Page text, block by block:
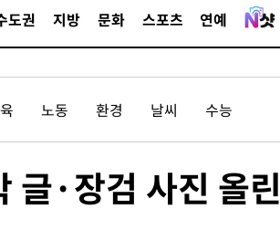
도권 지방 문화 스포츠 연예
노동 환경 날씨 수능
·장검 사진 올린